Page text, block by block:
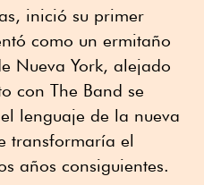
inició su primer
como un ermitaño
Nueva York, alejado
con The Band se
lenguaje de la nueva
transformaría el
años consiguientes.